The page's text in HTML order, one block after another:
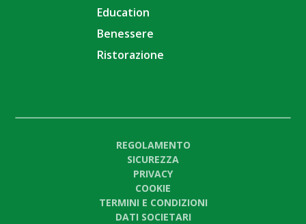
Education
Benessere
Ristorazione
REGOLAMENTO
SICUREZZA
PRIVACY
COOKIE
TERMINI E CONDIZIONI
DATI SOCIETARI